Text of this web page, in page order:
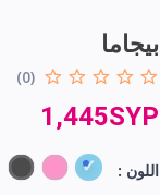
بيجاما
(0)
1,445SYP
اللون :